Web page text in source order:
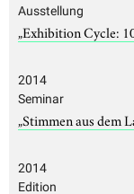
Ausstellung
„Exhibition Cycle:
2014
Seminar
„Stimmen aus dem
2014
Edition